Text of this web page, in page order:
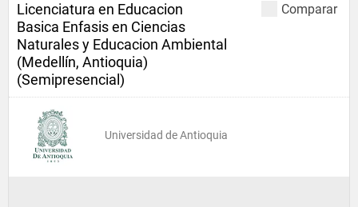
Comparar
Licenciatura en Educacion
Basica Enfasis en Ciencias
Naturales y Educacion Ambiental
(Medellín, Antioquia)
(Semipresencial)
Universidad de Antioquia